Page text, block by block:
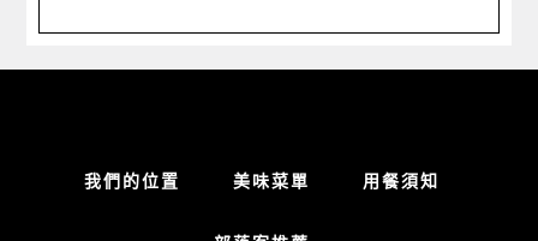
我們的位置 美味菜單 用餐須知